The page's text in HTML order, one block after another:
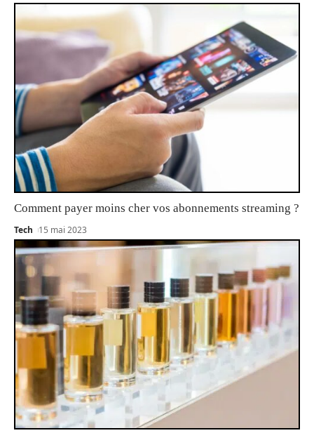
Comment payer moins cher vos abonnements streaming ?
Tech 15 mai 2023